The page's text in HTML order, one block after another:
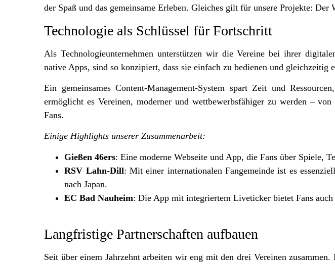
der Spaß und das gemeinsame Erleben. Gleiches gilt für unsere Projekte:
Technologie als Schlüssel für Fortschritt
Als Technologieunternehmen unterstützen wir die Vereine bei ihrer
native Apps, sind so konzipiert, dass sie einfach zu bedienen und gleichzeitig
Ein gemeinsames Content-Management-System spart Zeit und
ermöglicht es Vereinen, moderner und wettbewerbsfähiger zu werden –
Fans.
Einige Highlights unserer Zusammenarbeit:
Gießen 46ers: Eine moderne Webseite und App, die Fans über Spiele,
RSV Lahn-Dill: Mit einer internationalen Fangemeinde ist es
nach Japan.
EC Bad Nauheim: Die App mit integriertem Liveticker bietet Fans
Langfristige Partnerschaften aufbauen
Seit über einem Jahrzehnt arbeiten wir eng mit den drei Vereinen